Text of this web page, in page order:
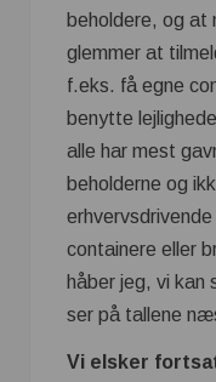
beholdere, og at
glemmer at
f.eks. få egne
benytte
alle har mest
beholderne og
containere eller
håber jeg, vi kan
ser på tallene
Vi elsker